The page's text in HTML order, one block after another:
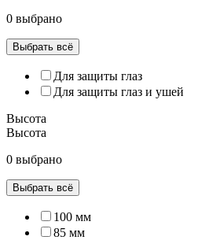
0 выбрано
Выбрать всё
Для защиты глаз
Для защиты глаз и ушей
Высота
Высота
0 выбрано
Выбрать всё
100 мм
85 мм